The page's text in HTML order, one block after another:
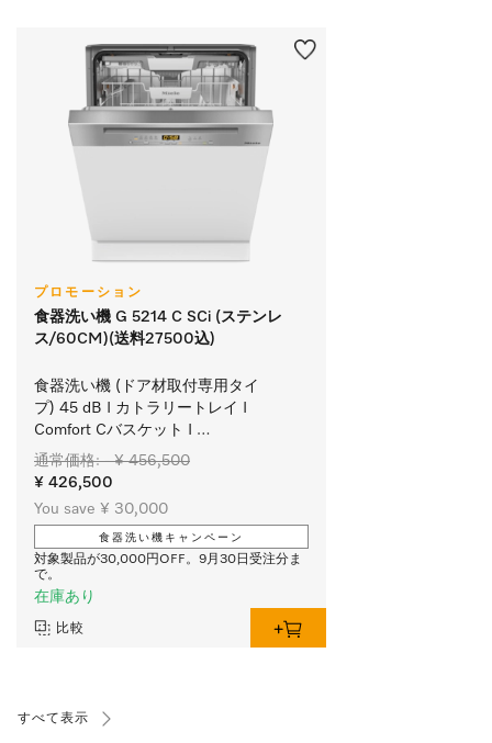
プロモーション
食器洗い機 G 5214 C SCi (ステンレ
ス/60CM)(送料27500込)
食器洗い機 (ドア材取付専用タイ
プ) 45 dB I カトラリートレイ I
Comfort Cバスケット I
QuickPowerWash I AutoOpen
通常価格: - ¥ 456,500
¥ 426,500
You save ¥ 30,000
食器洗い機キャンペーン
対象製品が30,000円OFF。9月30日受注分ま
で。
在庫あり
比較
すべて表示